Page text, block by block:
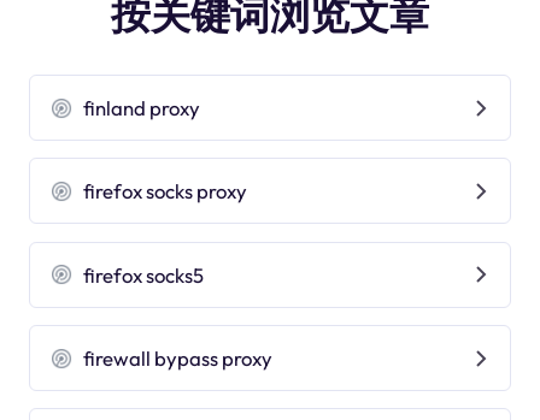
按关键词浏览文章
finland proxy
firefox socks proxy
firefox socks5
firewall bypass proxy